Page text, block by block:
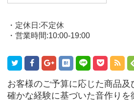
・定休日:不定休
・営業時間:10:00-19:00
お客様のご予算に応じた商品及
確かな経験に基づいた音作りを